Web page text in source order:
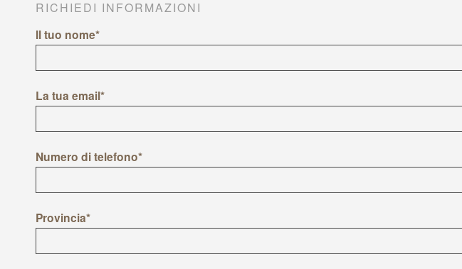
RICHIEDI INFORMAZIONI
Il tuo nome*
La tua email*
Numero di telefono*
Provincia*